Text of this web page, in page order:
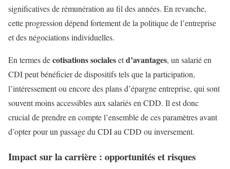
significatives de rémunération au fil des années. En revanche,
cette progression dépend fortement de la politique de l’entreprise
et des négociations individuelles.
En termes decotisations socialesetd’avantages, un salarié en
CDI peut bénéficier de dispositifs tels que la participation,
l’intéressement ou encore des plans d’épargne entreprise, qui sont
souvent moins accessibles aux salariés en CDD. Il est donc
crucial de prendre en compte l’ensemble de ces paramètres avant
d’opter pour un passage du CDI au CDD ou inversement.
Impact sur la carrière : opportunités et risques